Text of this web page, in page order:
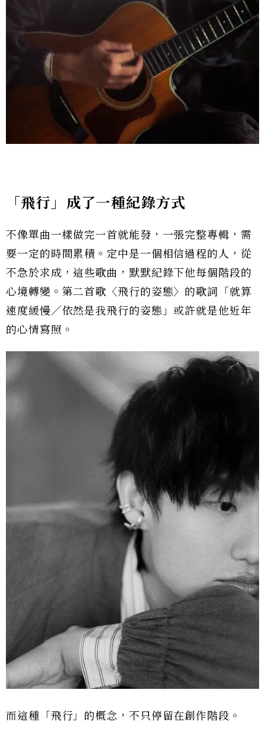
「飛行」成了一種紀錄方式
不像單曲一樣做完一首就能發，一張完整專輯，需
要一定的時間累積。定中是一個相信過程的人，從
不急於求成，這些歌曲，默默紀錄下他每個階段的
心境轉變。第二首歌〈飛行的姿態〉的歌詞「就算
速度緩慢／依然是我飛行的姿態」或許就是他近年
的心情寫照。
而這種「飛行」的概念，不只停留在創作階段。